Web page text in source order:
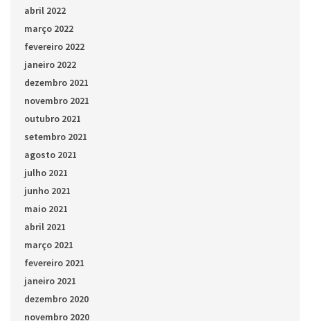
abril 2022
março 2022
fevereiro 2022
janeiro 2022
dezembro 2021
novembro 2021
outubro 2021
setembro 2021
agosto 2021
julho 2021
junho 2021
maio 2021
abril 2021
março 2021
fevereiro 2021
janeiro 2021
dezembro 2020
novembro 2020